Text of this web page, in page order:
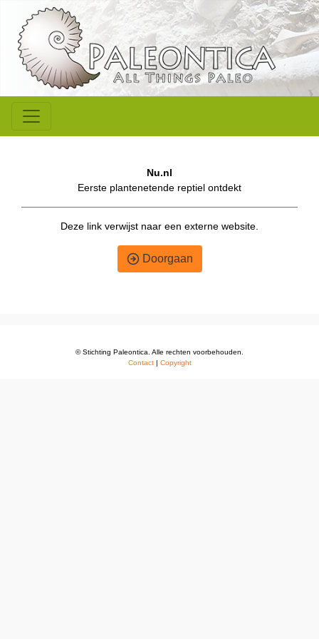
Nu.nl
Eerste plantenetende reptiel ontdekt
Deze link verwijst naar een externe website.
Doorgaan
© Stichting Paleontica. Alle rechten voorbehouden.
Contact| Copyright